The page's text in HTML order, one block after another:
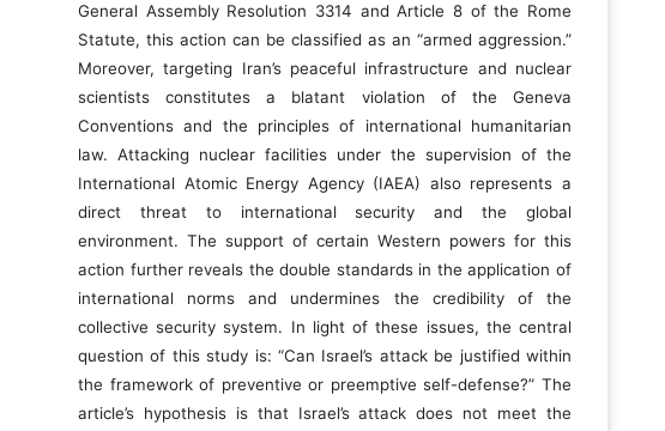
General Assembly Resolution 3314 and Article 8 of the Rome
Statute, this action can be classified as an “armed aggression.”
Moreover, targeting Iran’s peaceful infrastructure and nuclear
scientists constitutes a blatant violation of the Geneva
Conventions and the principles of international humanitarian
law. Attacking nuclear facilities under the supervision of the
International Atomic Energy Agency (IAEA) also represents a
direct threat to international security and the global
environment. The support of certain Western powers for this
action further reveals the double standards in the application of
international norms and undermines the credibility of the
collective security system. In light of these issues, the central
question of this study is: “Can Israel’s attack be justified within
the framework of preventive or preemptive self-defense?” The
article’s hypothesis is that Israel’s attack does not meet the